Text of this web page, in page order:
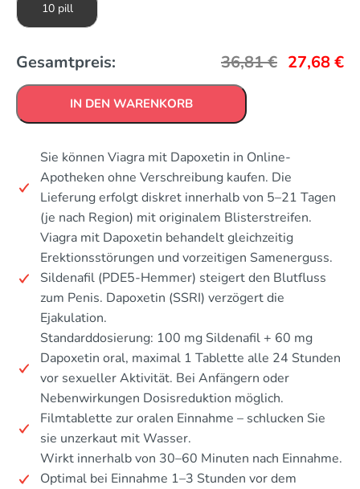
10 pill
Gesamtpreis: 36,81€ 27,68€
IN DEN WARENKORB
Sie können Viagra mit Dapoxetin in Online-
Apotheken ohne Verschreibung kaufen. Die
Lieferung erfolgt diskret innerhalb von 5–21 Tagen
(je nach Region) mit originalem Blisterstreifen.
Viagra mit Dapoxetin behandelt gleichzeitig
Erektionsstörungen und vorzeitigen Samenerguss.
Sildenafil (PDE5-Hemmer) steigert den Blutfluss
zum Penis. Dapoxetin (SSRI) verzögert die
Ejakulation.
Standarddosierung: 100 mg Sildenafil + 60 mg
Dapoxetin oral, maximal 1 Tablette alle 24 Stunden
vor sexueller Aktivität. Bei Anfängern oder
Nebenwirkungen Dosisreduktion möglich.
Filmtablette zur oralen Einnahme – schlucken Sie
sie unzerkaut mit Wasser.
Wirkt innerhalb von 30–60 Minuten nach Einnahme.
Optimal bei Einnahme 1–3 Stunden vor dem